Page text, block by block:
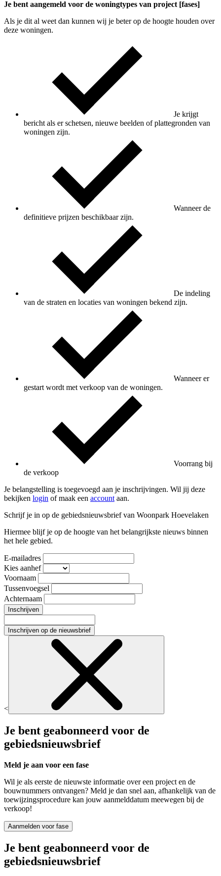
Je bent aangemeld voor de woningtypes van project [fases]
Als je dit al weet dan kunnen wij je beter op de hoogte houden over
deze woningen.
Je krijgt
bericht als er schetsen, nieuwe beelden of plattegronden van
woningen zijn.
Wanneer de
definitieve prijzen beschikbaar zijn.
De indeling
van de straten en locaties van woningen bekend zijn.
Wanneer er
gestart wordt met verkoop van de woningen.
Voorrang bij
de verkoop
Je belangstelling is toegevoegd aan je inschrijvingen. Wil jij deze
bekijken login of maak een account aan.
Schrijf je in op de gebiedsnieuwsbrief van Woonpark Hoevelaken
Hiermee blijf je op de hoogte van het belangrijkste nieuws binnen
het hele gebied.
E-mailadres
Kies aanhef
Voornaam
Tussenvoegsel
Achternaam
Inschrijven
Inschrijven op de nieuwsbrief
<
Je bent geabonneerd voor de
gebiedsnieuwsbrief
Meld je aan voor een fase
Wil je als eerste de nieuwste informatie over een project en de
bouwnummers ontvangen? Meld je dan snel aan, afhankelijk van de
toewijzingsprocedure kan jouw aanmelddatum meewegen bij de
verkoop!
Aanmelden voor fase
Je bent geabonneerd voor de
gebiedsnieuwsbrief